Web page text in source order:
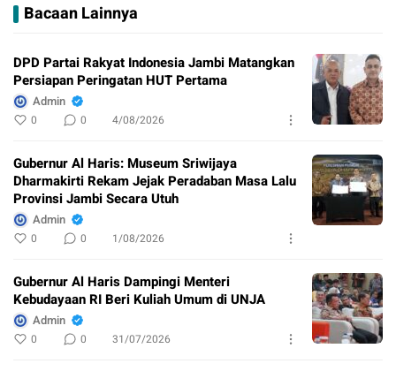
Bacaan Lainnya
DPD Partai Rakyat Indonesia Jambi Matangkan
Persiapan Peringatan HUT Pertama
Admin
0 0 4/08/2026
Gubernur Al Haris: Museum Sriwijaya
Dharmakirti Rekam Jejak Peradaban Masa Lalu
Provinsi Jambi Secara Utuh
Admin
0 0 1/08/2026
Gubernur Al Haris Dampingi Menteri
Kebudayaan RI Beri Kuliah Umum di UNJA
Admin
0 0 31/07/2026